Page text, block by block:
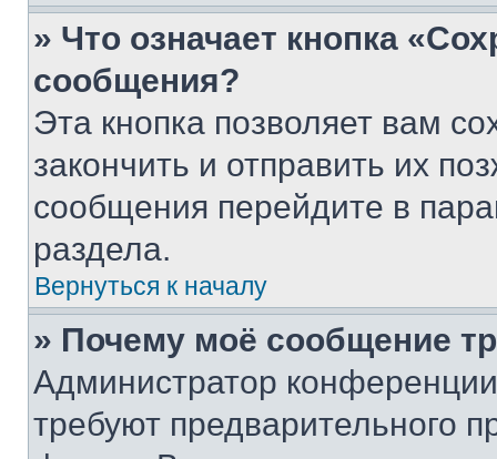
» Что означает кнопка
сообщения?
Эта кнопка позволяет вам
закончить и отправить их
сообщения перейдите в
раздела.
Вернуться к началу
» Почему моё сообщение
Администратор
требуют предварительного